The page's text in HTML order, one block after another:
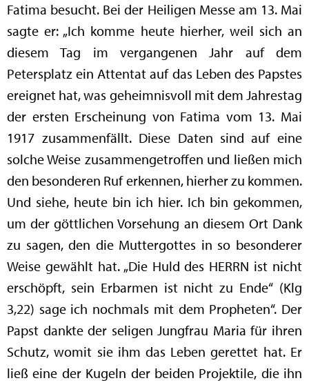
Fatima besucht. Bei der Heiligen Messe am 13. Mai
sagte er: „Ich komme heute hierher, weil sich an
diesem Tag im vergangenen Jahr auf dem
Petersplatz ein Attentat auf das Leben des Papstes
ereignet hat, was geheimnisvoll mit dem Jahrestag
der ersten Erscheinung von Fatima vom 13. Mai
1917 zusammenfällt. Diese Daten sind auf eine
solche Weise zusammengetroffen und ließen mich
den besonderen Ruf erkennen, hierher zu kommen.
Und siehe, heute bin ich hier. Ich bin gekommen,
um der göttlichen Vorsehung an diesem Ort Dank
zu sagen, den die Muttergottes in so besonderer
Weise gewählt hat. „Die Huld des HERRN ist nicht
erschöpft, sein Erbarmen ist nicht zu Ende“ (Klg
3,22) sage ich nochmals mit dem Propheten“. Der
Papst dankte der seligen Jungfrau Maria für ihren
Schutz, womit sie ihm das Leben gerettet hat. Er
ließ eine der Kugeln der beiden Projektile, die ihn